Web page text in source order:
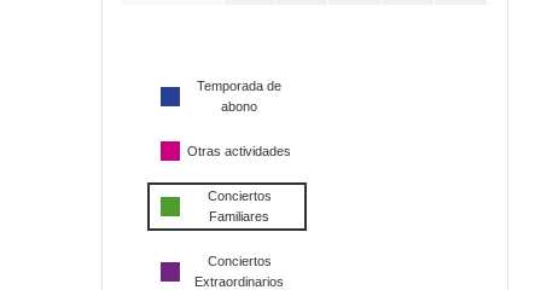
Temporada de
abono
Otras actividades
Conciertos
Familiares
Conciertos
Extraordinarios